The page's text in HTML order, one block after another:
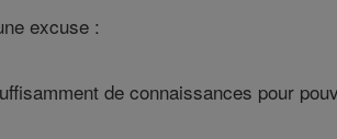
excuse :
de connaissances pour